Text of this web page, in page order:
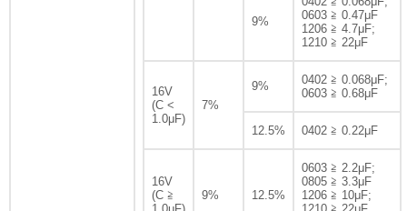
9%
0603 ≧ 0.47μF
1206 ≧ 4.7μF;
1210 ≧ 22μF
16V
(C <
1.0μF)
7%
9%
0402 ≧ 0.068μF;
0603 ≧ 0.68μF
12.5% 0402 ≧ 0.22μF
16V
(C ≧
9% 12.5%
0603 ≧ 2.2μF;
0805 ≧ 3.3μF
1206 ≧ 10μF;